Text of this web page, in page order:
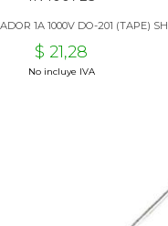
1A 1000V DO-201 (TAPE) SH
$ 21,28
No incluye IVA